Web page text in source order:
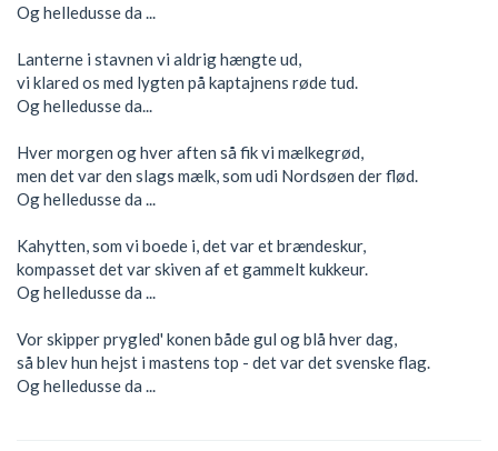
Og helledusse da ...
Lanterne i stavnen vi aldrig hængte ud,
vi klared os med lygten på kaptajnens røde tud.
Og helledusse da...
Hver morgen og hver aften så fik vi mælkegrød,
men det var den slags mælk, som udi Nordsøen der flød.
Og helledusse da ...
Kahytten, som vi boede i, det var et brændeskur,
kompasset det var skiven af et gammelt kukkeur.
Og helledusse da ...
Vor skipper prygled' konen både gul og blå hver dag,
så blev hun hejst i mastens top - det var det svenske flag.
Og helledusse da ...